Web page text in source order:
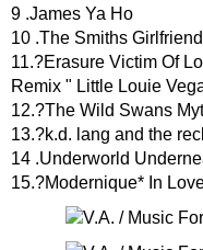
9 .James Ya Ho
10 .The Smiths
11.?Erasure Victim Of
Remix " Little Louie
12.?The Wild Swans
13.?k.d. lang and the
14 .Underworld
15.?Modernique* In